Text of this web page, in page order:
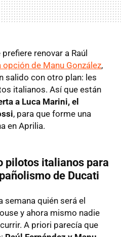
renovar a Raúl
opción de Manu González,
salido con otro plan: les
italianos. Así que están
a Luca Marini, el
, para que forme una
en Aprilia.
pilotos italianos para
de Ducati
semana quién será el
y ahora mismo nadie
A priori parecía que